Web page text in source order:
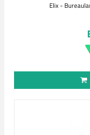
Elix -